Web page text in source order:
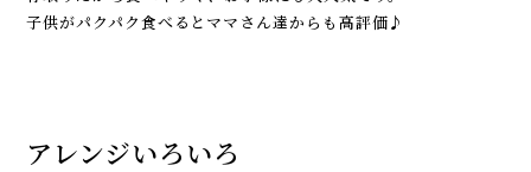
子供がパクパク食べるとママさん達からも高評価♪
アレンジいろいろ